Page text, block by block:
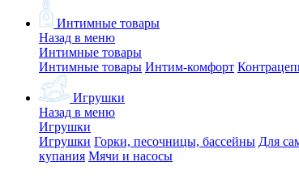
Интимные товары
Назад в меню
Интимные товары
Интимные товары Интим-комфорт
Игрушки
Назад в меню
Игрушки
Игрушки Горки, песочницы, бассейны Для
купания Мячи и насосы